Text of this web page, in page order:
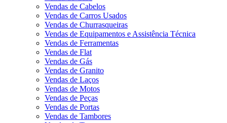
Vendas de Cabelos
Vendas de Carros Usados
Vendas de Churrasqueiras
Vendas de Equipamentos e Assistência Técnica
Vendas de Ferramentas
Vendas de Flat
Vendas de Gás
Vendas de Granito
Vendas de Laços
Vendas de Motos
Vendas de Peças
Vendas de Portas
Vendas de Tambores